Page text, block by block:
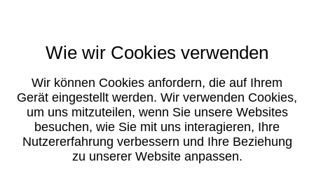
Wie wir Cookies verwenden
Wir können Cookies anfordern, die auf Ihrem
Gerät eingestellt werden. Wir verwenden Cookies,
um uns mitzuteilen, wenn Sie unsere Websites
besuchen, wie Sie mit uns interagieren, Ihre
Nutzererfahrung verbessern und Ihre Beziehung
zu unserer Website anpassen.